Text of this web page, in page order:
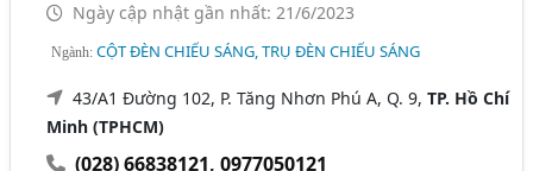
Ngày cập nhật gần nhất: 21/6/2023
Ngành:CỘT ĐÈN CHIẾU SÁNG, TRỤ ĐÈN CHIẾU SÁNG
43/A1 Đường 102, P. Tăng Nhơn Phú A, Q. 9,TP. Hồ Chí
Minh (TPHCM)
(028) 66838121,0977050121